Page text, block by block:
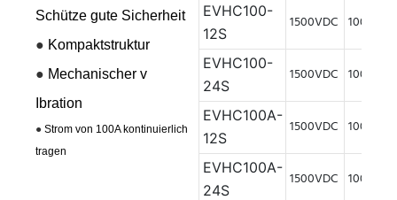
Schütze gute Sicherheit
● Kompaktstruktur
● Mechanischer v
Ibration
● Strom von 100A kontinuierlich
tragen
EVHC100-
12S
1500VDC 100A
EVHC100-
24S
1500VDC 100A
EVHC100A-
12S
1500VDC 100A
EVHC100A-
24S
1500VDC 100A